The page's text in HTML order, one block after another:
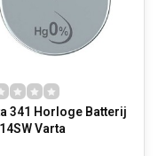
341 Horloge Batterij
Varta